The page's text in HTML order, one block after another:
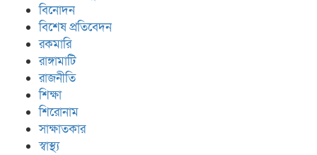
বিনোদন
বিশেষ প্রতিবেদন
রকমারি
রাঙ্গামাটি
রাজনীতি
শিক্ষা
শিরোনাম
সাক্ষাতকার
স্বাস্থ্য